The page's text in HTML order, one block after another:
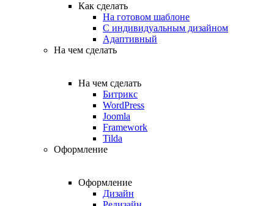
Как сделать
На готовом шаблоне
С индивидуальным дизайном
Адаптивный
На чем сделать
На чем сделать
Битрикс
WordPress
Joomla
Framework
Tilda
Оформление
Оформление
Дизайн